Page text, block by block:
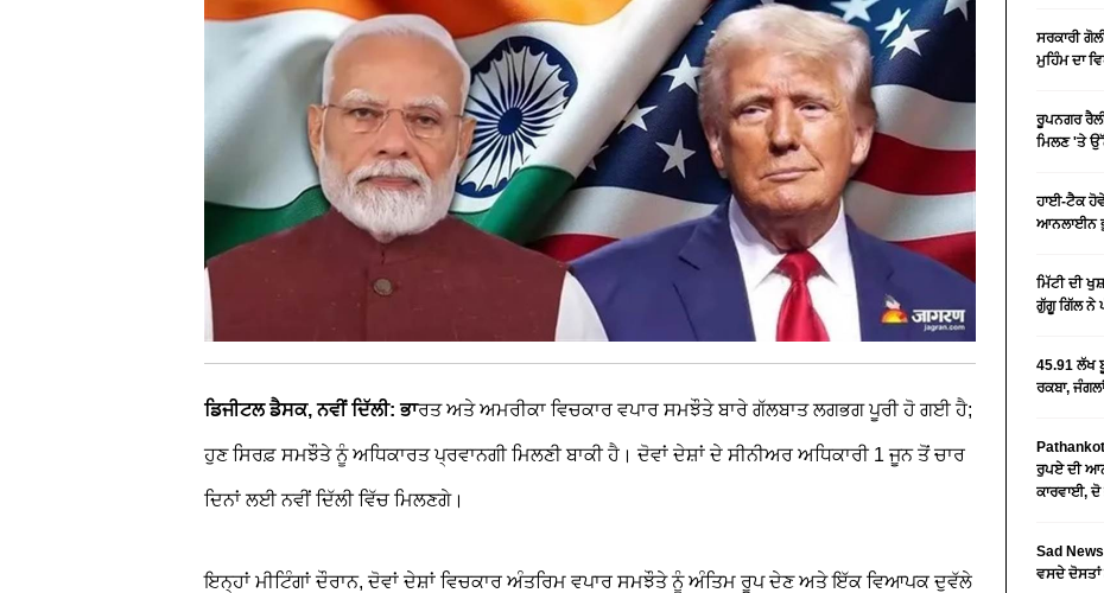
ਡਿਜੀਟਲ ਡੈਸਕ, ਨਵੀਂ ਦਿੱਲੀ: ਭਾਰਤ ਅਤੇ ਅਮਰੀਕਾ ਵਿਚਕਾਰ ਵਪਾਰ ਸਮਝੌਤੇ ਬਾਰੇ ਗੱਲਬਾਤ ਲਗਭਗ ਪੂਰੀ ਹੋ ਗਈ ਹੈ;
ਹੁਣ ਸਿਰਫ਼ ਸਮਝੌਤੇ ਨੂੰ ਅਧਿਕਾਰਤ ਪ੍ਰਵਾਨਗੀ ਮਿਲਣੀ ਬਾਕੀ ਹੈ। ਦੋਵਾਂ ਦੇਸ਼ਾਂ ਦੇ ਸੀਨੀਅਰ ਅਧਿਕਾਰੀ 1 ਜੂਨ ਤੋਂ ਚਾਰ
ਦਿਨਾਂ ਲਈ ਨਵੀਂ ਦਿੱਲੀ ਵਿੱਚ ਮਿਲਣਗੇ।
ਇਨ੍ਹਾਂ ਮੀਟਿੰਗਾਂ ਦੌਰਾਨ, ਦੋਵਾਂ ਦੇਸ਼ਾਂ ਵਿਚਕਾਰ ਅੰਤਰਿਮ ਵਪਾਰ ਸਮਝੌਤੇ ਨੂੰ ਅੰਤਿਮ ਰੂਪ ਦੇਣ ਅਤੇ ਇੱਕ ਵਿਆਪਕ ਦੁਵੱਲੇ
ਸਰਕਾਰੀ
ਮੁਹਿੰਮ ਦਾ
ਰੂਪਨਗਰ
ਮਿਲਣ 'ਤੇ
ਹਾਈ-ਟੈਕ
ਆਨਲਾਈਨ
ਮਿੱਟੀ ਦੀ
ਗੁੱਗੂ ਗਿੱਲ ਨੇ
45.91 ਲੱਖ
ਰਕਬਾ,
ਰੁਪਏ ਦੀ
ਕਾਰਵਾਈ, ਦੋ
Sad
ਵਸਦੇ ਦੋਸਤਾਂ